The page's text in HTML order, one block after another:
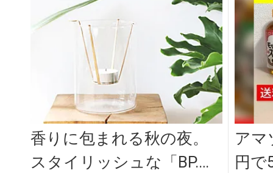
香りに包まれる秋の夜。
スタイリッシュな「BP.」
アマ
円で